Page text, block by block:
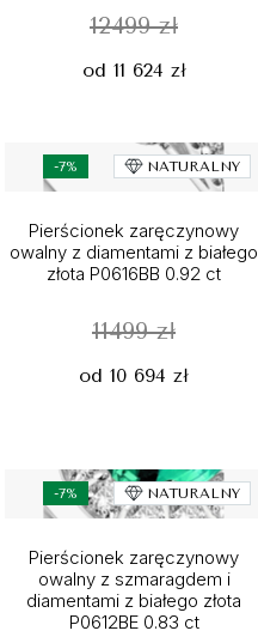
12499 zł
od 11 624 zł
-7% NATURALNY
Pierścionek zaręczynowy
owalny z diamentami z białego
złota P0616BB 0.92 ct
11499 zł
od 10 694 zł
-7% NATURALNY
Pierścionek zaręczynowy
owalny z szmaragdem i
diamentami z białego złota
P0612BE 0.83 ct